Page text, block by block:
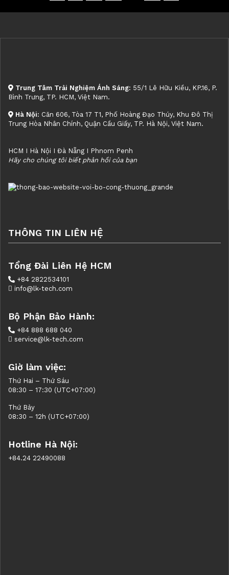
Trung Tâm Trải Nghiệm Ánh Sáng: 55/1 Lê Hữu Kiều, KP.16, P.
Bình Trưng, TP. HCM, Việt Nam.
Hà Nội: Căn 606, Tòa 17 T1, Phố Hoàng Đạo Thúy, Khu Đô Thị
Trung Hòa Nhân Chính, Quận Cầu Giấy, TP. Hà Nội, Việt Nam.
HCM I Hà Nội I Đà Nẵng I Phnom Penh
Hãy cho chúng tôi biết phản hồi của bạn
THÔNG TIN LIÊN HỆ
Tổng Đài Liên Hệ HCM
+84 2822534101
info@lk-tech.com
Bộ Phận Bảo Hành:
+84 888 688 040
service@lk-tech.com
Giờ làm việc:
Thứ Hai – Thứ Sáu
08:30 – 17:30 (UTC+07:00)
Thứ Bảy
08:30 – 12h (UTC+07:00)
Hotline Hà Nội:
+84.24 22490088